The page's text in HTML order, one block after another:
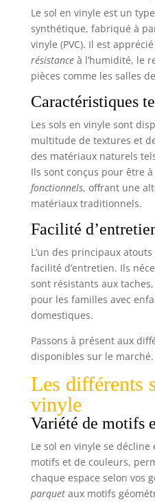
Le sol en vinyle est un
synthétique, fabriqué à
vinyle (PVC). Il est
résistanceà l’humidité, le
pièces comme les salles
Caractéristiques
Les sols en vinyle sont
multitude de textures et
des matériaux naturels
Ils sont conçus pour être
fonctionnels, offrant une
matériaux traditionnels.
Facilité
L’un des principaux
facilité d’entretien. Ils
sont résistants aux
pour les familles avec
domestiques.
Passons à présent aux
disponibles sur le marché.
Les différents
vinyle
Variété de motifs
Le sol en vinyle se
motifs et de couleurs,
chaque espace selon vos
parquetaux motifs